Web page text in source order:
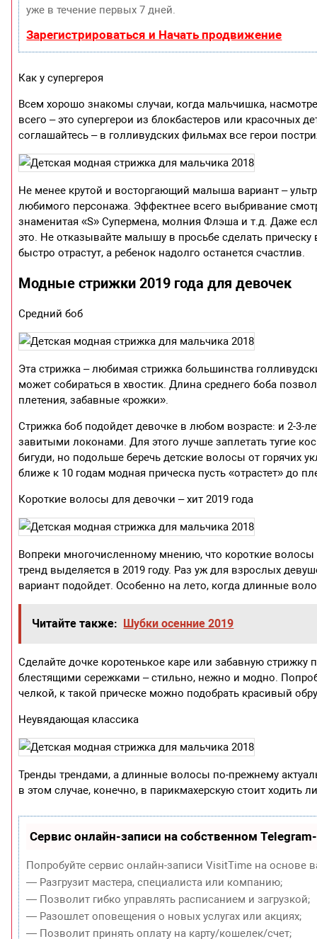
уже в течение первых 7 дней.
Зарегистрироваться и Начать продвижение
Как у супергероя
Всем хорошо знакомы случаи, когда мальчишка,
всего – это супергерои из блокбастеров или
соглашайтесь – в голливудских фильмах все герои
Не менее крутой и восторгающий малыша вариант –
любимого персонажа. Эффектнее всего выбривание
знаменитая «S» Супермена, молния Флэша и т.д. Даже
это. Не отказывайте малышу в просьбе сделать
быстро отрастут, а ребенок надолго останется счастлив.
Модные стрижки 2019 года для девочек
Средний боб
Эта стрижка – любимая стрижка большинства
может собираться в хвостик. Длина среднего боба
плетения, забавные «рожки».
Стрижка боб подойдет девочке в любом возрасте: и 2-3-
завитыми локонами. Для этого лучше заплетать тугие
бигуди, но подольше беречь детские волосы от горячих
ближе к 10 годам модная прическа пусть «отрастет» до
Короткие волосы для девочки – хит 2019 года
Вопреки многочисленному мнению, что короткие
тренд выделяется в 2019 году. Раз уж для взрослых
вариант подойдет. Особенно на лето, когда длинные
Читайте также: Шубки осенние 2019
Сделайте дочке коротенькое каре или забавную
блестящими сережками – стильно, нежно и модно.
челкой, к такой прическе можно подобрать красивый
Неувядающая классика
Тренды трендами, а длинные волосы по-прежнему
в этом случае, конечно, в парикмахерскую стоит ходить
Сервис онлайн-записи на собственном
Попробуйте сервис онлайн-записи VisitTime на основе
— Разгрузит мастера, специалиста или компанию;
— Позволит гибко управлять расписанием и загрузкой;
— Разошлет оповещения о новых услугах или акциях;
— Позволит принять оплату на карту/кошелек/счет;